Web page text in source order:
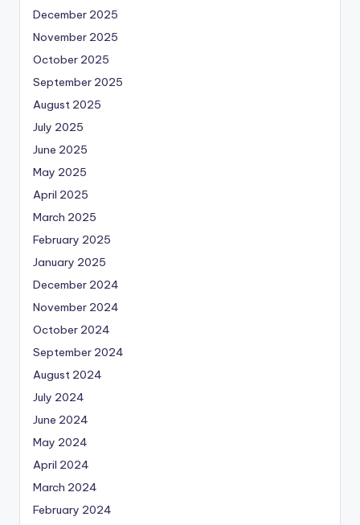
December 2025
November 2025
October 2025
September 2025
August 2025
July 2025
June 2025
May 2025
April 2025
March 2025
February 2025
January 2025
December 2024
November 2024
October 2024
September 2024
August 2024
July 2024
June 2024
May 2024
April 2024
March 2024
February 2024